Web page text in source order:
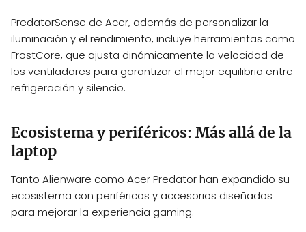
PredatorSense de Acer, además de personalizar la
iluminación y el rendimiento, incluye herramientas como
FrostCore, que ajusta dinámicamente la velocidad de
los ventiladores para garantizar el mejor equilibrio entre
refrigeración y silencio.
Ecosistema y periféricos: Más allá de la
laptop
Tanto Alienware como Acer Predator han expandido su
ecosistema con periféricos y accesorios diseñados
para mejorar la experiencia gaming.